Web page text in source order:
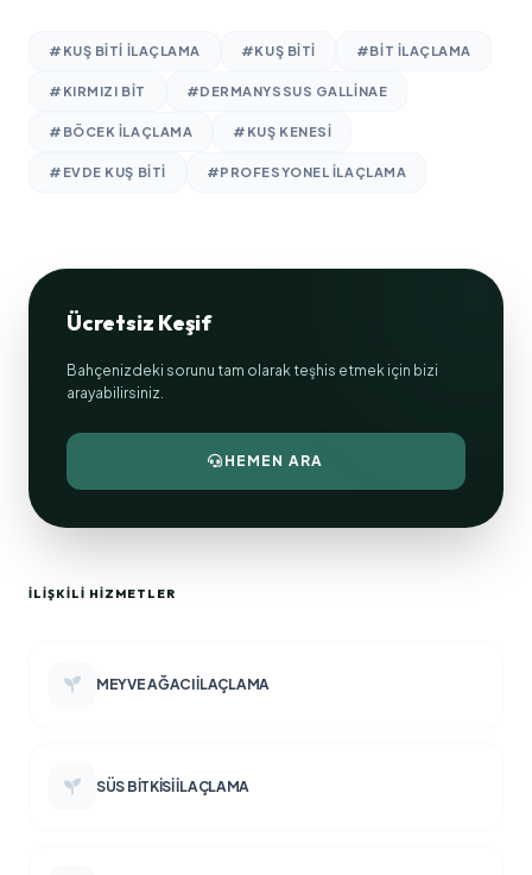
#KUŞ BITI ILAÇLAMA #KUŞ BITI #BIT ILAÇLAMA
#KIRMIZI BIT #DERMANYSSUS GALLINAE
#BÖCEK ILAÇLAMA #KUŞ KENESI
#EVDE KUŞ BITI #PROFESYONEL ILAÇLAMA
Ücretsiz Keşif
Bahçenizdeki sorunu tam olarak teşhis etmek için bizi
arayabilirsiniz.
HEMEN ARA
İLIŞKILI HIZMETLER
MEYVE AĞACI İLAÇLAMA
SÜS BITKISI İLAÇLAMA